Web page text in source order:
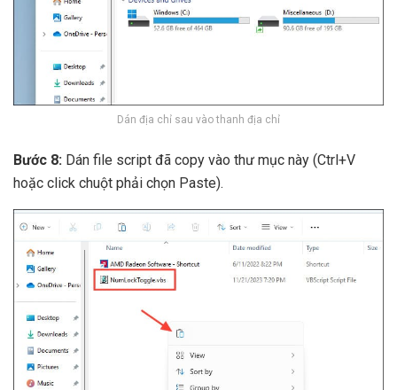
Dán địa chỉ sau vào thanh địa chỉ
Bước 8: Dán file script đã copy vào thư mục này (Ctrl+V
hoặc click chuột phải chọn Paste).